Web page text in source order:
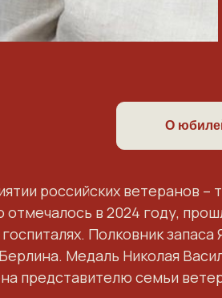
О
российских ветеранов –
в 2024 году,
Полковник
Медаль Николая
представителю семьи